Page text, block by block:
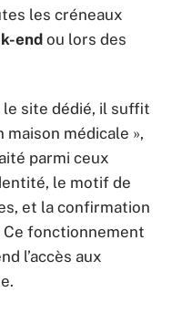
les créneaux
end ou lors des
le site dédié, il suffit
médicale »,
parmi ceux
le motif de
et la confirmation
Ce fonctionnement
l’accès aux